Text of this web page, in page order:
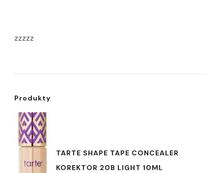
zzzzz
Produkty
TARTE SHAPE TAPE CONCEALER
KOREKTOR 20B LIGHT 10ML